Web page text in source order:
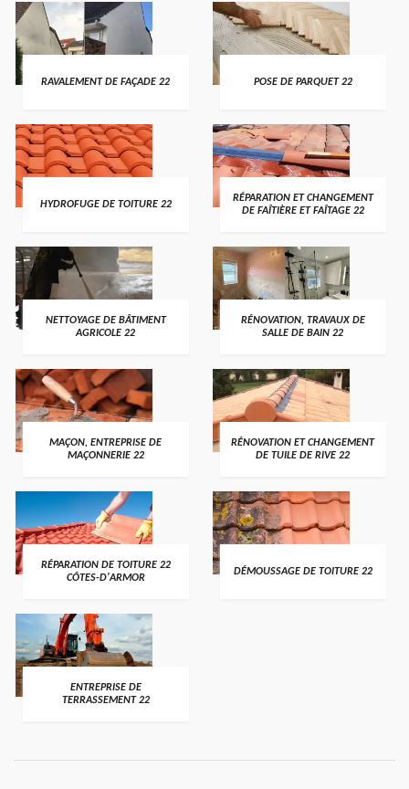
RAVALEMENT DE FAÇADE 22 POSE DE PARQUET 22
HYDROFUGE DE TOITURE 22
RÉPARATION ET CHANGEMENT
DE FAÎTIÈRE ET FAÎTAGE 22
NETTOYAGE DE BÂTIMENT
AGRICOLE 22
RÉNOVATION, TRAVAUX DE
SALLE DE BAIN 22
MAÇON, ENTREPRISE DE
MAÇONNERIE 22
RÉNOVATION ET CHANGEMENT
DE TUILE DE RIVE 22
RÉPARATION DE TOITURE 22
CÔTES-D'ARMOR
DÉMOUSSAGE DE TOITURE 22
ENTREPRISE DE
TERRASSEMENT 22